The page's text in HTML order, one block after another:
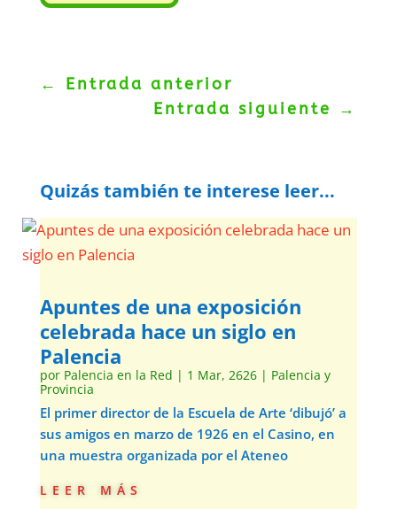
← Entrada anterior
Entrada siguiente
→
Quizás también te interese leer...
Apuntes de una exposición
celebrada hace un siglo en
Palencia
por Palencia en la Red | 1 Mar, 2626| Palencia y
Provincia
El primer director de la Escuela de Arte ‘dibujó’ a
sus amigos en marzo de 1926 en el Casino, en
una muestra organizada por el Ateneo
leer más